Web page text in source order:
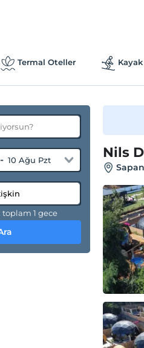
Termal Oteller
- 10 Ağu Pzt
toplam 1 gece
Nils